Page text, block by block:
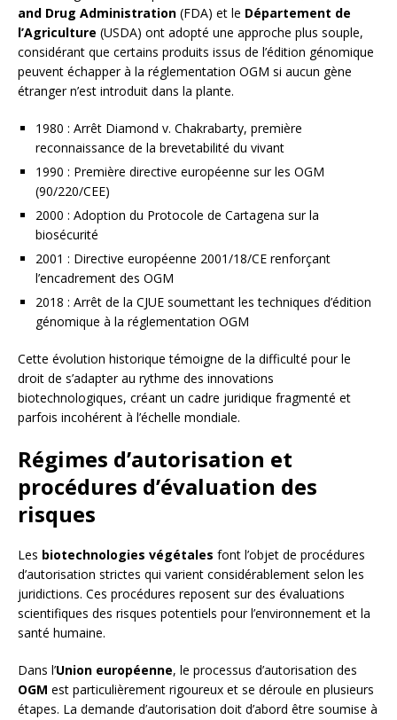
and Drug Administration (FDA) et le Département de
l’Agriculture (USDA) ont adopté une approche plus souple,
considérant que certains produits issus de l’édition génomique
peuvent échapper à la réglementation OGM si aucun gène
étranger n’est introduit dans la plante.
1980 : Arrêt Diamond v. Chakrabarty, première
reconnaissance de la brevetabilité du vivant
1990 : Première directive européenne sur les OGM
(90/220/CEE)
2000 : Adoption du Protocole de Cartagena sur la
biosécurité
2001 : Directive européenne 2001/18/CE renforçant
l’encadrement des OGM
2018 : Arrêt de la CJUE soumettant les techniques d’édition
génomique à la réglementation OGM
Cette évolution historique témoigne de la difficulté pour le
droit de s’adapter au rythme des innovations
biotechnologiques, créant un cadre juridique fragmenté et
parfois incohérent à l’échelle mondiale.
Régimes d’autorisation et
procédures d’évaluation des
risques
Les biotechnologies végétales font l’objet de procédures
d’autorisation strictes qui varient considérablement selon les
juridictions. Ces procédures reposent sur des évaluations
scientifiques des risques potentiels pour l’environnement et la
santé humaine.
Dans l’Union européenne, le processus d’autorisation des
OGM est particulièrement rigoureux et se déroule en plusieurs
étapes. La demande d’autorisation doit d’abord être soumise à